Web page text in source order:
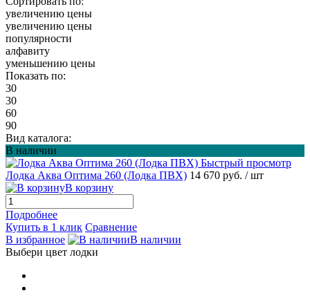
увеличению цены
увеличению цены
популярности
алфавиту
уменьшению цены
Показать по:
30
30
60
90
Вид каталога:
В наличии
Быстрый просмотр
Лодка Аква Оптима 260 (Лодка ПВХ) 14 670 руб. / шт
В корзину
Подробнее
Купить в 1 клик Сравнение
В избранное
В наличии
Выбери цвет лодки